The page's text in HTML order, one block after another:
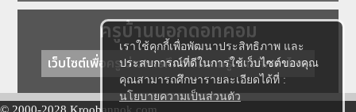
เราใช้คุกกี้เพื่อพัฒนาประสิทธิภาพ และ
ประสบการณ์ที่ดีในการใช้เว็บไซต์ของคุณ
คุณสามารถศึกษารายละเอียดได้ที่ :
นโยบายความเป็นส่วนตัว
ครูบ้านนอกดอทคอม
เว็บไซต์เพื่อครู ข่าวการศึกษา ความรู้ การศึกษาไทย
© 2000-2028 Kroobannok.com